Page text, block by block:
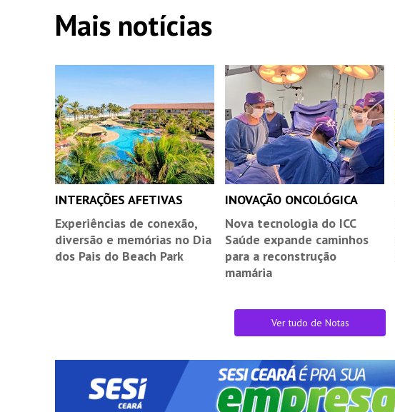
Mais notícias
INTERAÇÕES AFETIVAS
Experiências de conexão,
diversão e memórias no Dia
dos Pais do Beach Park
INOVAÇÃO ONCOLÓGICA
Nova tecnologia do ICC
Saúde expande caminhos
para a reconstrução
mamária
Ver tudo de Notas